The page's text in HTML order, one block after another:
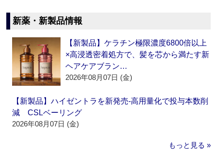
新薬・新製品情報
【新製品】ケラチン極限濃度6800倍以上
×高浸透密着処方で、髪を芯から満たす新
ヘアケアブラン…
2026年08月07日 (金)
【新製品】ハイゼントラを新発売‐高用量化で投与本数削
減 CSLベーリング
2026年08月07日 (金)
もっと見る »